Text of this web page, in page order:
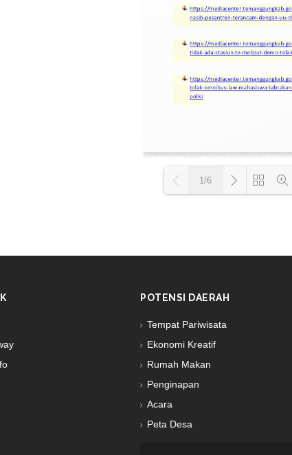
1/6
POTENSI DAERAH
Tempat Pariwisata
Ekonomi Kreatif
Rumah Makan
Penginapan
Acara
Peta Desa